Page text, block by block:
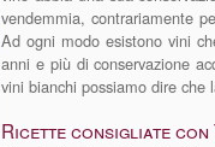
vendemmia, contrariamente
Ad ogni modo esistono vini
anni e più di conservazione
vini bianchi possiamo dire che
Ricette consigliate